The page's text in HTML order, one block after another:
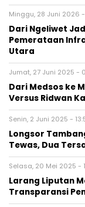
Minggu, 28 Juni 2026 -
Dari Ngeliwet
Pemerataan
Utara
Jumat, 27 Juni 2025 -
Dari Medsos ke
Versus Ridwan
Senin, 2 Juni 2025 -
Longsor
Tewas, Dua
Selasa, 20 Mei 2025 -
Larang Liputan
Transparansi